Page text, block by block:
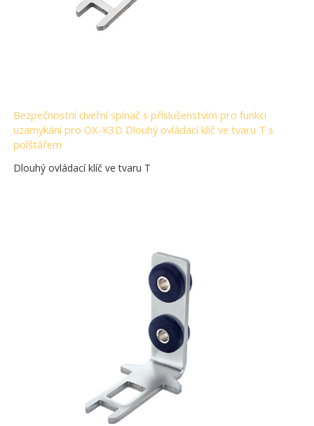
Bezpečnostní dveřní spínač s příslušenstvím pro funkci
uzamykání pro OX-K3D Dlouhý ovládací klíč ve tvaru T s
polštářem
Dlouhý ovládací klíč ve tvaru T